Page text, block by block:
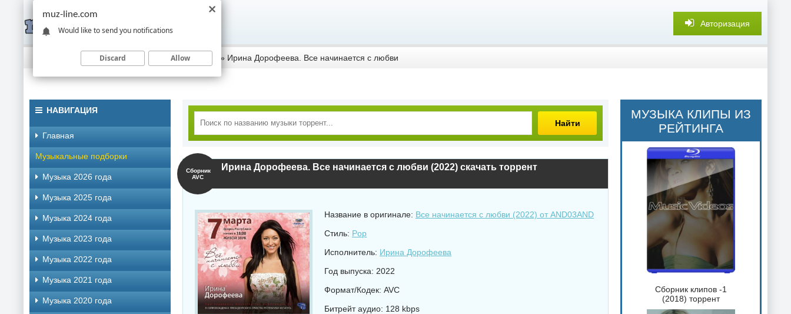
Авторизация
Скачать музыку торрентом Музыка 2022 года » Ирина Дорофеева. Все начинается с любви
Найти
Ирина Дорофеева. Все начинается с любви (2022) скачать торрент
Сборник
AVC
Название в оригинале: Все начинается с любви (2022) от AND03AND
Стиль: Pop
Исполнитель: Ирина Дорофеева
Год выпуска: 2022
Формат/Кодек: AVC
Битрейт аудио: 128 kbps
НАВИГАЦИЯ
Главная
Музыкальные подборки
Музыка 2026 года
Музыка 2025 года
Музыка 2024 года
Музыка 2023 года
Музыка 2022 года
Музыка 2021 года
Музыка 2020 года
МУЗЫКА КЛИПЫ ИЗ
РЕЙТИНГА
Сборник клипов -1
(2018) торрент
muz-line.com
Would like to send you notifications
Discard Allow